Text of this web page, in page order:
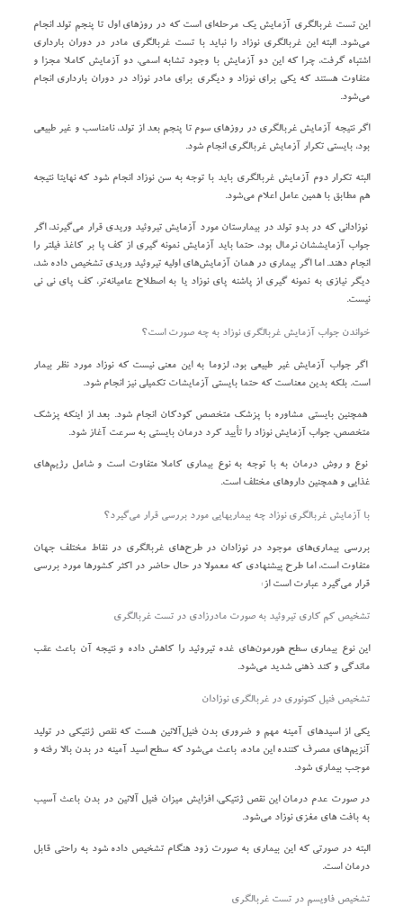
این تست غربالگری آزمایش یک مرحله‌ای است که در روزهای اول تا پنجم تولد انجام
می‌شود. البته این غربالگری نوزاد را نباید با تست غربالگری مادر در دوران بارداری
اشتباه گرفت، چرا که این دو آزمایش با وجود تشابه اسمی، دو آزمایش کاملا مجزا و
متفاوت هستند که یکی برای نوزاد و دیگری برای مادر نوزاد در دوران بارداری انجام
می‌شود.
اگر نتیجه آزمایش غربالگری در روزهای سوم تا پنجم بعد از تولد، نامناسب و غیر طبیعی
بود، بایستی تکرار آزمایش غربالگری انجام شود.
البته تکرار دوم آزمایش غربالگری باید با توجه به سن نوزاد انجام شود که نهایتا نتیجه
هم مطابق با همین عامل اعلام می‌شود.
نوزادانی که در بدو تولد در بیمارستان مورد آزمایش تیروئید وریدی قرار می‌گیرند، اگر
جواب آزمایششان نرمال بود، حتما باید آزمایش نمونه گیری از کف پا بر کاغذ فیلتر را
انجام دهند. اما اگر بیماری در همان آزمایش‌های اولیه تیروئید وریدی تشخیص داده شد،
دیگر نیازی به نمونه گیری از پاشنه پای نوزاد یا به اصطلاح عامیانه‌تر، کف پای نی نی
نیست.
خواندن جواب آزمایش غربالگری نوزاد به چه صورت است؟
اگر جواب آزمایش غیر طبیعی بود، لزوما به این معنی نیست که نوزاد مورد نظر بیمار
است. بلکه بدین معناست که حتما بایستی آزمایشات تکمیلی نیز انجام شود.
همچنین بایستی مشاوره با پزشک متخصص کودکان انجام شود. بعد از اینکه پزشک
متخصص، جواب آزمایش نوزاد را تأیید کرد درمان بایستی به سرعت آغاز شود.
نوع و روش درمان به با توجه به نوع بیماری کاملا متفاوت است و شامل رژیم‌های
غذایی و همچنین داروهای مختلف است.
با آزمایش غربالگری نوزاد چه بیماریهایی مورد بررسی قرار می‌گیرد؟
بررسی بیماری‌های موجود در نوزادان در طرح‌های غربالگری در نقاط مختلف جهان
متفاوت است، اما طرح پیشنهادی که معمولا در حال حاضر در اکثر کشورها مورد بررسی
قرار می‌گیرد عبارت است از:
تشخیص کم کاری تیروئید به صورت مادرزادی در تست غربالگری
این نوع بیماری سطح هورمون‌های غده تیروئید را کاهش داده و نتیجه آن باعث عقب
ماندگی و کند ذهنی شدید می‌شود.
تشخیص فنیل کتونوری در غربالگری نوزادان
یکی از اسیدهای آمینه مهم و ضروری بدن فنیل‌آلانین هست که نقص ژنتیکی در تولید
آنزیم‌های مصرف کننده این ماده، باعث می‌شود که سطح اسید آمینه در بدن بالا رفته و
موجب بیماری شود.
در صورت عدم درمان این نقص ژنتیکی، افزایش میزان فنیل آلانین در بدن باعث آسیب
به بافت های مغزی نوزاد می‌شود.
البته در صورتی که این بیماری به صورت زود هنگام تشخیص داده شود به راحتی قابل
درمان است.
تشخیص فاویسم در تست غربالگری